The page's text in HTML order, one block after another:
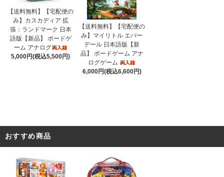
【送料無料】【宅配便の
み】カスカディア 拡
張：ランドマーク 日本
語版【新品】 ボードゲ
ーム アナログ
5,000円(税込5,500円)
【送料無料】【宅配便の
み】マイリトル エバー
デール 日本語版【新
品】 ボードゲーム アナ
ログゲーム
6,000円(税込6,600円)
おすすめ商品